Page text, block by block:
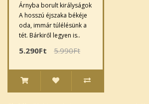
Árnyba borult királyságok
A hosszú éjszaka békéje
oda, immár túlélésünk a
tét. Bárkiről legyen is..
5.290Ft 5.990Ft